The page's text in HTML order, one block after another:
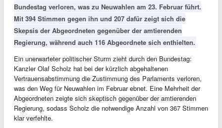
Bundestag verloren, was zu Neuwahlen am 23. Februar führt.
Mit 394 Stimmen gegen ihn und 207 dafür zeigt sich die
Skepsis der Abgeordneten gegenüber der amtierenden
Regierung, während auch 116 Abgeordnete sich enthielten.
Ein unerwarteter politischer Sturm zieht durch den Bundestag:
Kanzler Olaf Scholz hat bei der kürzlich abgehaltenen
Vertrauensabstimmung die Zustimmung des Parlaments verloren,
was den Weg für Neuwahlen im Februar ebnet. Eine Mehrheit der
Abgeordneten zeigte sich skeptisch gegenüber der amtierenden
Regierung, sodass Scholz die notwendige Anzahl von 367 Stimmen
klar verfehlte.